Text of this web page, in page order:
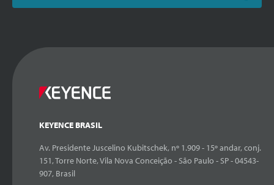
KEYENCE BRASIL
Av. Presidente Juscelino Kubitschek, nº 1.909 - 15º andar, conj.
151, Torre Norte, Vila Nova Conceição - São Paulo - SP - 04543-
907, Brasil